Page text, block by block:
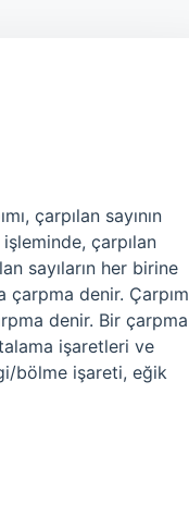
çarpılan sayının
çarpılan
sayıların her birine
çarpma denir. Çarpım
denir. Bir çarpma
işaretleri ve
bölme işareti, eğik